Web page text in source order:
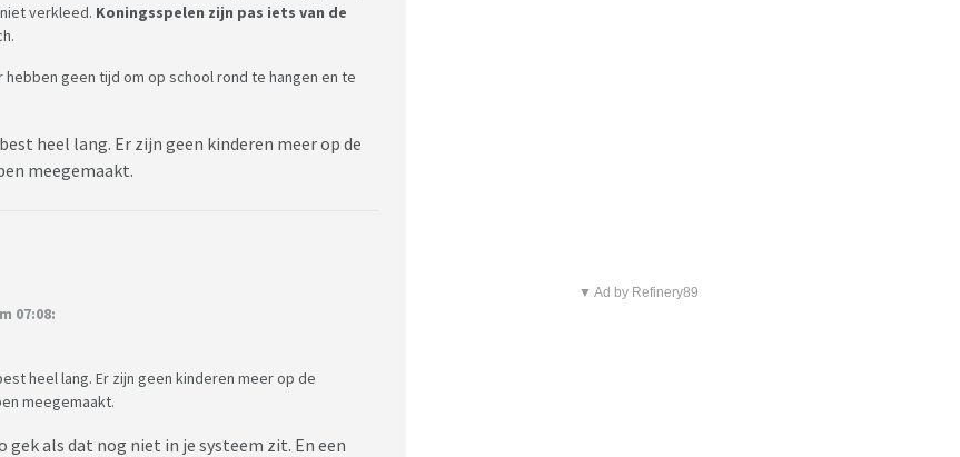
verkleed. Koningsspelen zijn pas iets van de
geen tijd om op school rond te hangen en te
heel lang. Er zijn geen kinderen meer op de
meegemaakt.
07:08:
heel lang. Er zijn geen kinderen meer op de
meegemaakt.
gek als dat nog niet in je systeem zit. En een
▼ Ad by Refinery89